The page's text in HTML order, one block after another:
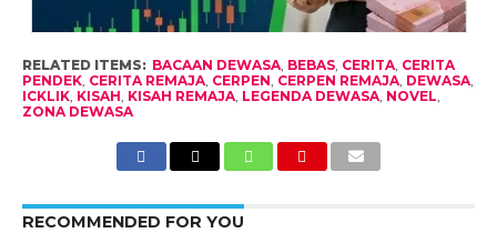
RELATED ITEMS: BACAAN DEWASA, BEBAS, CERITA, CERITA
PENDEK, CERITA REMAJA, CERPEN, CERPEN REMAJA, DEWASA,
ICKLIK, KISAH, KISAH REMAJA, LEGENDA DEWASA, NOVEL,
ZONA DEWASA
RECOMMENDED FOR YOU